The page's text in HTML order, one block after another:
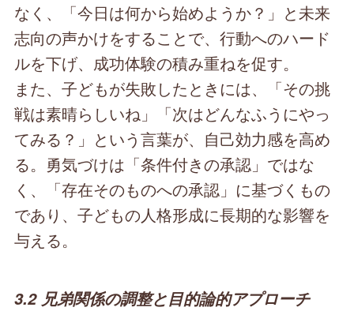
なく、「今日は何から始めようか？」と未来
志向の声かけをすることで、行動へのハード
ルを下げ、成功体験の積み重ねを促す。
また、子どもが失敗したときには、「その挑
戦は素晴らしいね」「次はどんなふうにやっ
てみる？」という言葉が、自己効力感を高め
る。勇気づけは「条件付きの承認」ではな
く、「存在そのものへの承認」に基づくもの
であり、子どもの人格形成に長期的な影響を
与える。
3.2 兄弟関係の調整と目的論的アプローチ